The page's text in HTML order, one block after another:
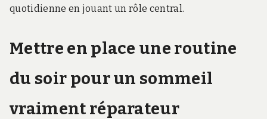
quotidienne en jouant un rôle central.
Mettre en place une routine
du soir pour un sommeil
vraiment réparateur